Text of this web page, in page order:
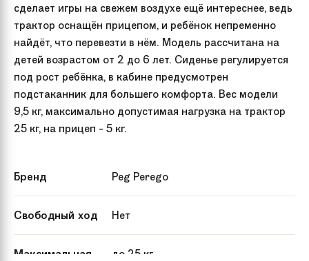
сделает игры на свежем воздухе ещё интереснее, ведь
трактор оснащён прицепом, и ребёнок непременно
найдёт, что перевезти в нём. Модель рассчитана на
детей возрастом от 2 до 6 лет. Сиденье регулируется
под рост ребёнка, в кабине предусмотрен
подстаканник для большего комфорта. Вес модели
9,5 кг, максимально допустимая нагрузка на трактор
25 кг, на прицеп - 5 кг.
Бренд Peg Perego
Свободный ход Нет
Максимальная
до 25 кг